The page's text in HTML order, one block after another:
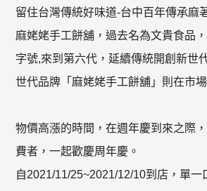
留住台灣傳統好味道-台中百年傳承麻
麻姥姥手工餅舖，過去名為文貴食品
字號,來到第六代，延續傳統開創新世
世代品牌「麻姥姥手工餅舖」則在市
物價高漲的時間，在週年慶到來之際
費者，一起歡慶周年慶。
自2021/11/25~2021/12/10到店，單一